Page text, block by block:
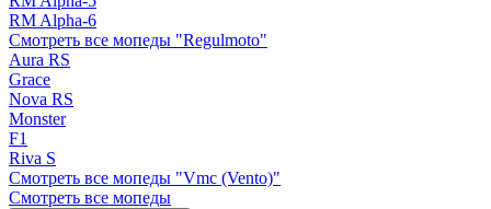
RM Alpha-6
Смотреть все мопеды "Regulmoto"
Aura RS
Grace
Nova RS
Monster
F1
Riva S
Смотреть все мопеды "Vmc (Vento)"
Смотреть все мопеды